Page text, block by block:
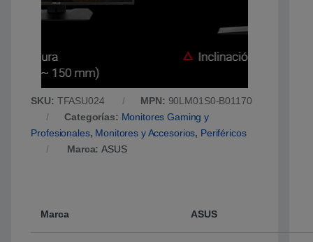
SKU: TFASU024 MPN: 90LM01S0-B01170
Categorías: Monitores Gaming y
Profesionales, Monitores y Accesorios, Periféricos
Marca:ASUS
Marca ASUS